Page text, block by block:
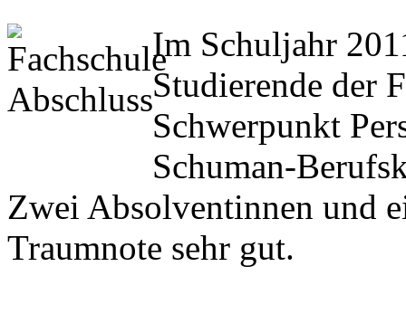
Im Schuljahr
Studierende der
Schwerpunkt
Schuman-
Zwei Absolventinnen und
Traumnote sehr gut.